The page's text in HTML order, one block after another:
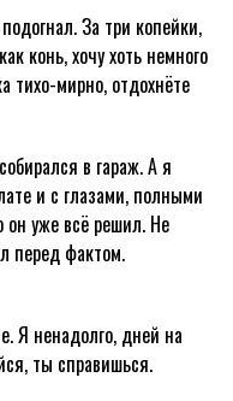
За три копейки,
конь, хочу хоть немного
тихо-мирно, отдохнёте
в гараж. А я
и с глазами, полными
он уже всё решил. Не
перед фактом.
Я ненадолго, дней на
ты справишься.